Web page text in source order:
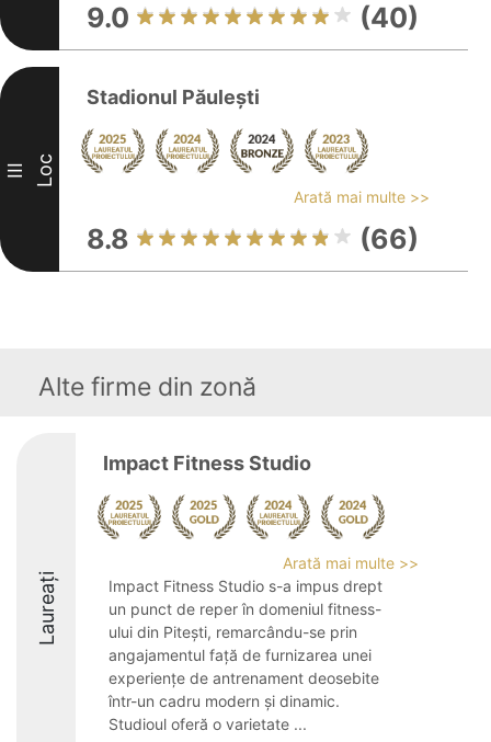
9.0 (40)
III Loc
Stadionul Păulești
Arată mai multe >>
8.8 (66)
Alte firme din zonă
Laureați
Impact Fitness Studio
Arată mai multe >>
Impact Fitness Studio s-a impus drept
un punct de reper în domeniul fitness-
ului din Pitești, remarcându-se prin
angajamentul față de furnizarea unei
experiențe de antrenament deosebite
într-un cadru modern și dinamic.
Studioul oferă o varietate ...